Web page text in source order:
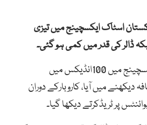
اسٹاک ایکسچینج میں تیزی
ڈالر کی قدر میں کمی ہو گئی۔
پاکستان اسٹاک ایکسچینج میں 100انڈیکس میں
دیکھنے میں آیا، کاروبارکے دوران